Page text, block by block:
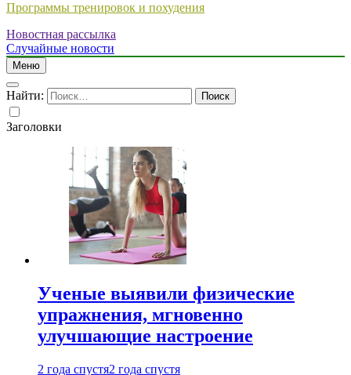
Программы тренировок и похудения
Новостная рассылка
Случайные новости
Меню
Найти:
Заголовки
Ученые выявили физические
упражнения, мгновенно
улучшающие настроение
2 года спустя2 года спустя